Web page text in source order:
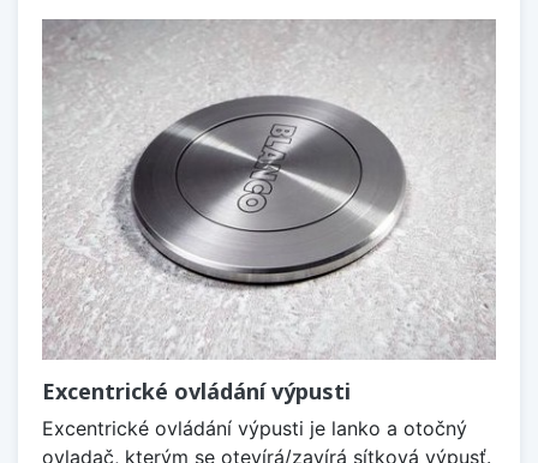
Excentrické ovládání výpusti
Excentrické ovládání výpusti je lanko a otočný
ovladač, kterým se otevírá/zavírá sítková výpusť.